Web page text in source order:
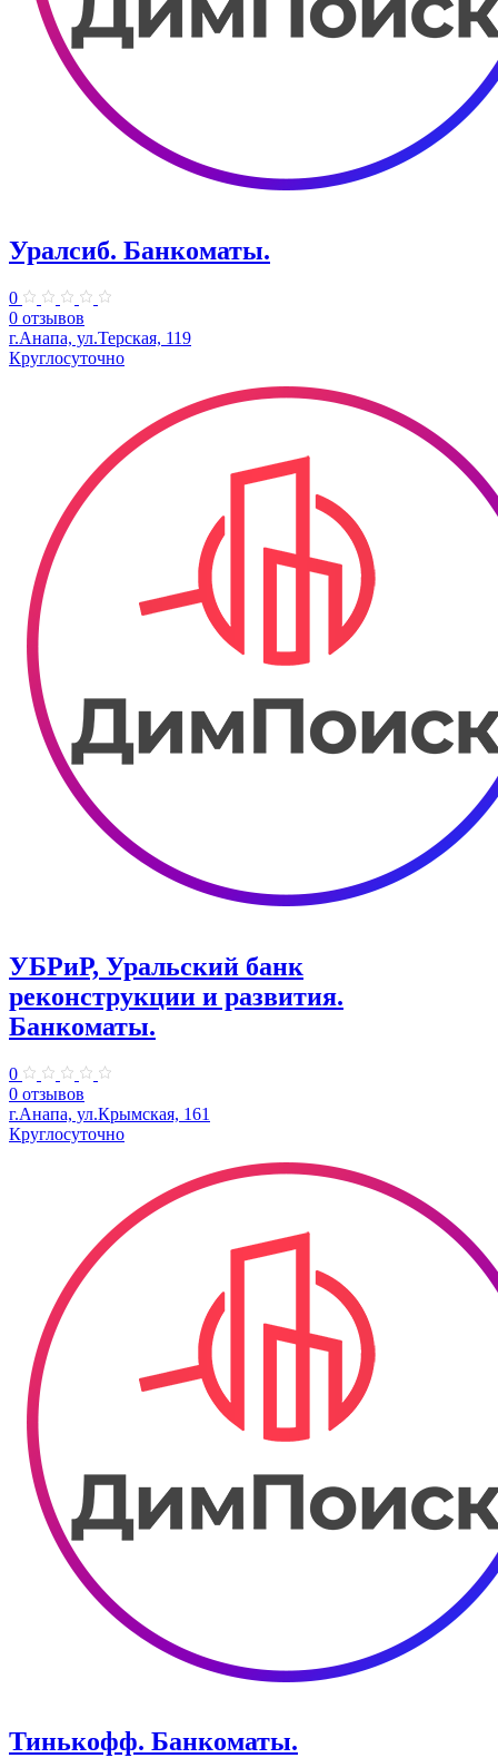
Уралсиб. Банкоматы.
0
0 отзывов
г.Анапа, ул.​Терская, 119
Круглосуточно
УБРиР, Уральский банк
реконструкции и развития.
Банкоматы.
0
0 отзывов
г.Анапа, ул.​Крымская, 161
Круглосуточно
Тинькофф. Банкоматы.